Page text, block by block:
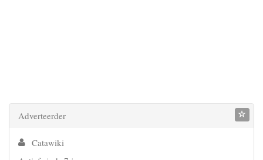
Adverteerder
Catawiki